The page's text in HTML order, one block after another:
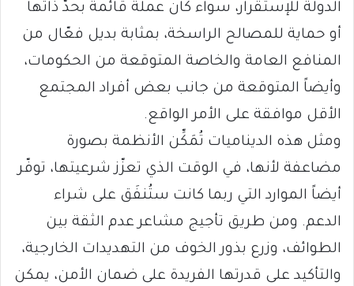
الدولة للإستقرار، سواء كان عملة قائمة بحدّ ذاتها
أو حماية للمصالح الراسخة، بمثابة بديل فعّال من
المنافع العامة والخاصة المتوقعة من الحكومات،
وأيضاً المتوقعة من جانب بعض أفراد المجتمع
الأقل موافقة على الأمر الواقع.
ومثل هذه الديناميات تُمَكِّن الأنظمة بصورة
مضاعفة لأنها، في الوقت الذي تعزّز شرعيتها، توفّر
أيضاً الموارد التي ربما كانت ستُنفَق على شراء
الدعم. ومن طريق تأجيج مشاعر عدم الثقة بين
الطوائف، وزرع بذور الخوف من التهديدات الخارجية،
والتأكيد على قدرتها الفريدة على ضمان الأمن، يمكن